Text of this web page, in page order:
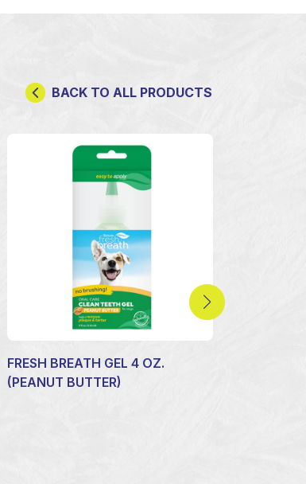
FRESH BREATH GEL 4 OZ.
(PEANUT BUTTER)
BACK TO ALL PRODUCTS